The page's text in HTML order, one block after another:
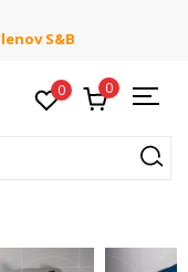
pri objednaní nad
0 0